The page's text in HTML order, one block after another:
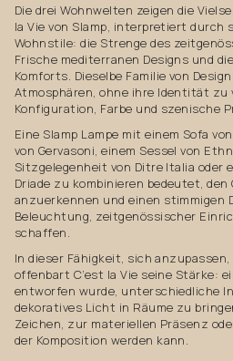
Die drei Wohnwelten zeigen die
la Vie von Slamp, interpretiert durch
Wohnstile: die Strenge des
Frische mediterranen Designs und
Komforts. Dieselbe Familie von
Atmosphären, ohne ihre Identität zu
Konfiguration, Farbe und szenische
Eine Slamp Lampe mit einem Sofa
von Gervasoni, einem Sessel von
Sitzgelegenheit von Ditre Italia oder
Driade zu kombinieren bedeutet,
anzuerkennen und einen stimmigen
Beleuchtung, zeitgenössischer
schaffen.
In dieser Fähigkeit, sich
offenbart C’est la Vie seine Stärke:
entworfen wurde, unterschiedliche
dekoratives Licht in Räume zu
Zeichen, zur materiellen Präsenz
der Komposition werden kann.